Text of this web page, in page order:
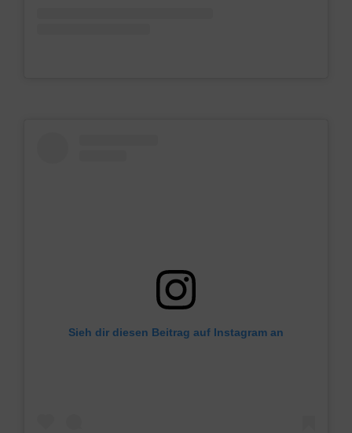
Sieh dir diesen Beitrag auf Instagram an